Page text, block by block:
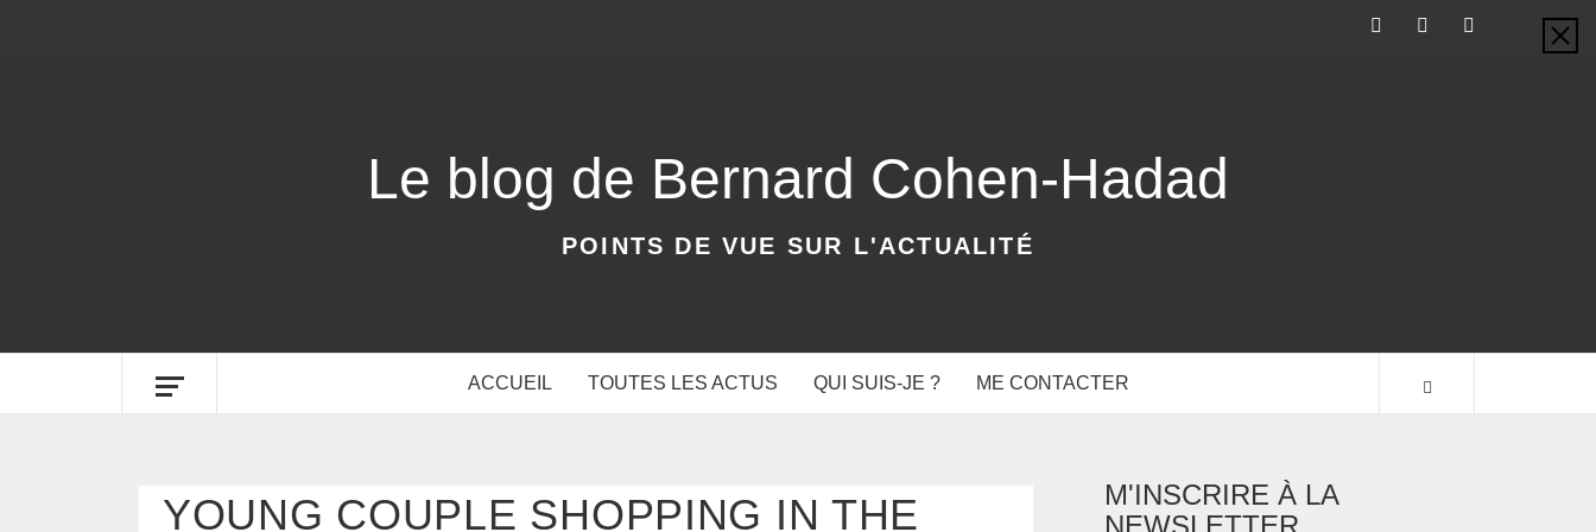
Le blog de Bernard Cohen-Hadad
POINTS DE VUE SUR L'ACTUALITÉ
ACCUEIL TOUTES LES ACTUS QUI SUIS-JE ? ME CONTACTER
YOUNG COUPLE SHOPPING IN THE
M'INSCRIRE À LA
NEWSLETTER